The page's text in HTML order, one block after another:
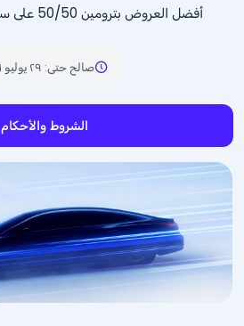
أفضل العروض بترومين 50/50 على سيارات (نيسان) 2026
صالح حتى: ٢٩ يوليو ٢٠٢٦
الشروط والأحكام